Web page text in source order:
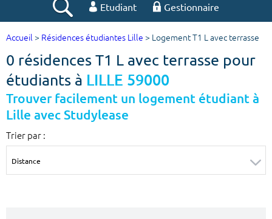
Etudiant Gestionnaire
Votre recherche
Ville, école
Accueil > Résidences étudiantes Lille > Logement T1 L avec terrasse
0 résidences T1 L avec terrasse pour
étudiants à LILLE 59000
Trouver facilement un logement étudiant à
Lille avec Studylease
Trier par :